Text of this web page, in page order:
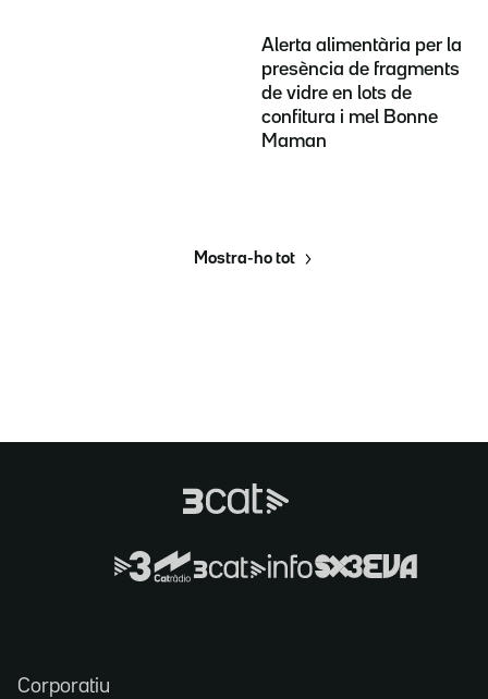
Alerta alimentària per la
presència de fragments
de vidre en lots de
confitura i mel Bonne
Maman
Mostra-ho tot
Corporatiu